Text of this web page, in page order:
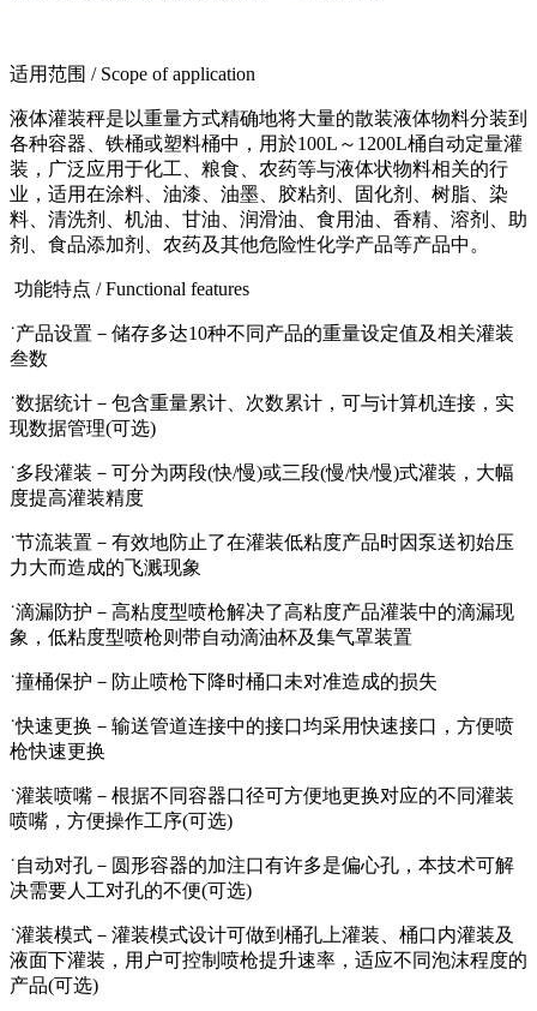
适用范围 / Scope of application
液体灌装秤是以重量方式精确地将大量的散装液体物料分装到
各种容器、铁桶或塑料桶中，用於100L～1200L桶自动定量灌
装，广泛应用于化工、粮食、农药等与液体状物料相关的行
业，适用在涂料、油漆、油墨、胶粘剂、固化剂、树脂、染
料、清洗剂、机油、甘油、润滑油、食用油、香精、溶剂、助
剂、食品添加剂、农药及其他危险性化学产品等产品中。
功能特点 / Functional features
˙产品设置－储存多达10种不同产品的重量设定值及相关灌装
叁数
˙数据统计－包含重量累计、次数累计，可与计算机连接，实
现数据管理(可选)
˙多段灌装－可分为两段(快/慢)或三段(慢/快/慢)式灌装，大幅
度提高灌装精度
˙节流装置－有效地防止了在灌装低粘度产品时因泵送初始压
力大而造成的飞溅现象
˙滴漏防护－高粘度型喷枪解决了高粘度产品灌装中的滴漏现
象，低粘度型喷枪则带自动滴油杯及集气罩装置
˙撞桶保护－防止喷枪下降时桶口未对准造成的损失
˙快速更换－输送管道连接中的接口均采用快速接口，方便喷
枪快速更换
˙灌装喷嘴－根据不同容器口径可方便地更换对应的不同灌装
喷嘴，方便操作工序(可选)
˙自动对孔－圆形容器的加注口有许多是偏心孔，本技术可解
决需要人工对孔的不便(可选)
˙灌装模式－灌装模式设计可做到桶孔上灌装、桶口内灌装及
液面下灌装，用户可控制喷枪提升速率，适应不同泡沫程度的
产品(可选)